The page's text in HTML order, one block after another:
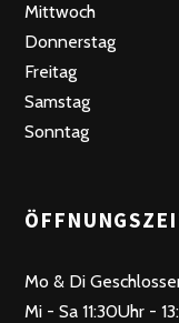
Mittwoch
Donnerstag
Freitag
Samstag
Sonntag
Mo & Di
Mi - Sa 11:30Uhr -